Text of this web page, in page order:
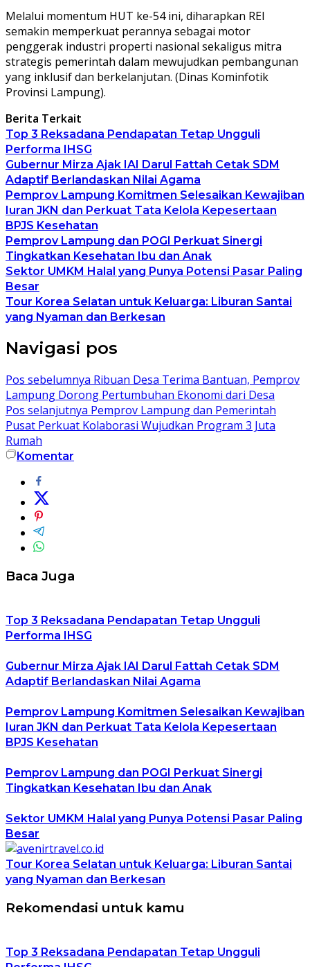
Melalui momentum HUT ke-54 ini, diharapkan REI
semakin memperkuat perannya sebagai motor
penggerak industri properti nasional sekaligus mitra
strategis pemerintah dalam mewujudkan pembangunan
yang inklusif dan berkelanjutan. (Dinas Kominfotik
Provinsi Lampung).
Berita Terkait
Top 3 Reksadana Pendapatan Tetap Ungguli
Performa IHSG
Gubernur Mirza Ajak IAI Darul Fattah Cetak SDM
Adaptif Berlandaskan Nilai Agama
Pemprov Lampung Komitmen Selesaikan Kewajiban
Iuran JKN dan Perkuat Tata Kelola Kepesertaan
BPJS Kesehatan
Pemprov Lampung dan POGI Perkuat Sinergi
Tingkatkan Kesehatan Ibu dan Anak
Sektor UMKM Halal yang Punya Potensi Pasar Paling
Besar
Tour Korea Selatan untuk Keluarga: Liburan Santai
yang Nyaman dan Berkesan
Navigasi pos
Pos sebelumnya Ribuan Desa Terima Bantuan, Pemprov
Lampung Dorong Pertumbuhan Ekonomi dari Desa
Pos selanjutnya Pemprov Lampung dan Pemerintah
Pusat Perkuat Kolaborasi Wujudkan Program 3 Juta
Rumah
Komentar
Baca Juga
Top 3 Reksadana Pendapatan Tetap Ungguli
Performa IHSG
Gubernur Mirza Ajak IAI Darul Fattah Cetak SDM
Adaptif Berlandaskan Nilai Agama
Pemprov Lampung Komitmen Selesaikan Kewajiban
Iuran JKN dan Perkuat Tata Kelola Kepesertaan
BPJS Kesehatan
Pemprov Lampung dan POGI Perkuat Sinergi
Tingkatkan Kesehatan Ibu dan Anak
Sektor UMKM Halal yang Punya Potensi Pasar Paling
Besar
Tour Korea Selatan untuk Keluarga: Liburan Santai
yang Nyaman dan Berkesan
Rekomendasi untuk kamu
Top 3 Reksadana Pendapatan Tetap Ungguli